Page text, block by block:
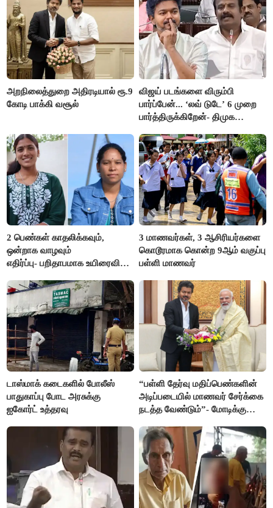
அறநிலைத்துறை அதிரடியால் ரூ.9
கோடி பாக்கி வசூல்
விஜய் படங்களை விரும்பி
பார்ப்பேன்... ‘லவ் டுடே’ 6 முறை
பார்த்திருக்கிறேன்- திமுக
2 பெண்கள் காதலிக்கவும்,
ஒன்றாக வாழவும்
எதிர்ப்பு- பறிதாபமாக உயிரைவிட்ட
3 மாணவர்கள், 3 ஆசிரியர்களை
கொடூரமாக கொன்ற 9ஆம் வகுப்பு
பள்ளி மாணவர்
டாஸ்மாக் கடைகளில் போலீஸ்
பாதுகாப்பு போட அரசுக்கு
ஐகோர்ட் உத்தரவு
“பள்ளி தேர்வு மதிப்பெண்களின்
அடிப்படையில் மாணவர் சேர்க்கை
நடத்த வேண்டும்”- மோடிக்கு